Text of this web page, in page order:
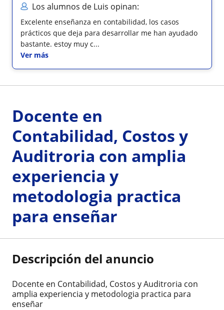
Los alumnos de Luis opinan:
Excelente enseñanza en contabilidad, los casos
prácticos que deja para desarrollar me han ayudado
bastante. estoy muy c...
Ver más
Docente en
Contabilidad, Costos y
Auditroria con amplia
experiencia y
metodologia practica
para enseñar
Descripción del anuncio
Docente en Contabilidad, Costos y Auditroria con
amplia experiencia y metodologia practica para
enseñar